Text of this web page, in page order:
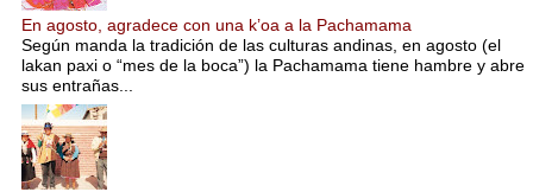
En agosto, agradece con una k’oa a la Pachamama
Según manda la tradición de las culturas andinas, en agosto (el
lakan paxi o “mes de la boca”) la Pachamama tiene hambre y abre
sus entrañas...